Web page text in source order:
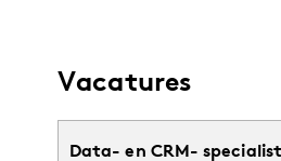
Vacatures
Data- en CRM- specialist